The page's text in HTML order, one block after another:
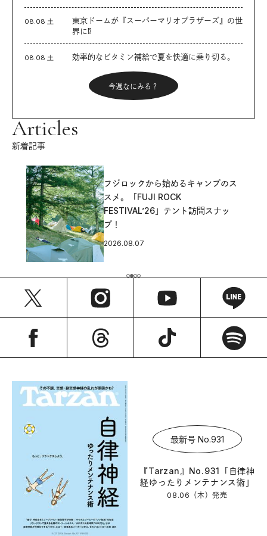
08.08 土
東京ドームが『スーパーマリオブラザーズ』の世
界に⁉︎
08.08 土 効率的なビタミン補給で夏を快適に乗り切る。
今週なにみる？
Articles
新着記事
フジロックから始めるキャンプのス
スメ。「FUJI ROCK
FESTIVAL’26」テント訪問スナッ
プ！
2026.08.07
最新号 No.931
『Tarzan』No.931「自律神
経ゆったりメンテナンス術」
08.06（木）発売